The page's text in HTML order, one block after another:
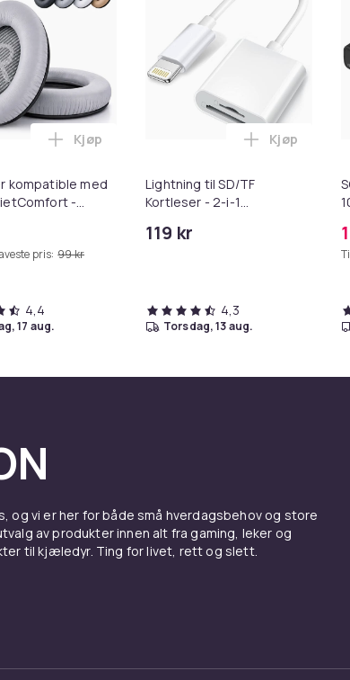
- Dark Brown - Mørkebrun i handlekurven
kompatible med
-
pris: 99 kr
Legg Øreputer kompatible med Bose
Kjøp
4,4
17 aug.
Lightning til SD/TF
Kortleser - 2-i-1
iPhone/iPad
119 kr
Legg
Kjøp
4,3
torsdag, 13 aug.
og vi er her for både små hverdagsbehov og store
av produkter innen alt fra gaming, leker og
til kjæledyr. Ting for livet, rett og slett.